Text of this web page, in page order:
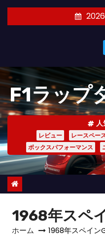
キ
ッ
プ
F1ラップ
人
レビュー レースペー
ボックスパフォーマンス
1968年スペ
ホーム 1968年スペイン